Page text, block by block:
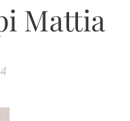
Mattia